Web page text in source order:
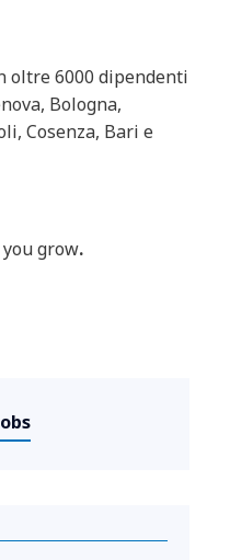
oltre 6000 dipendenti
Bologna,
Cosenza, Bari e
grow.